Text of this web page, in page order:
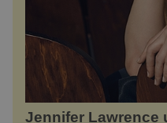
Jennifer Lawrence